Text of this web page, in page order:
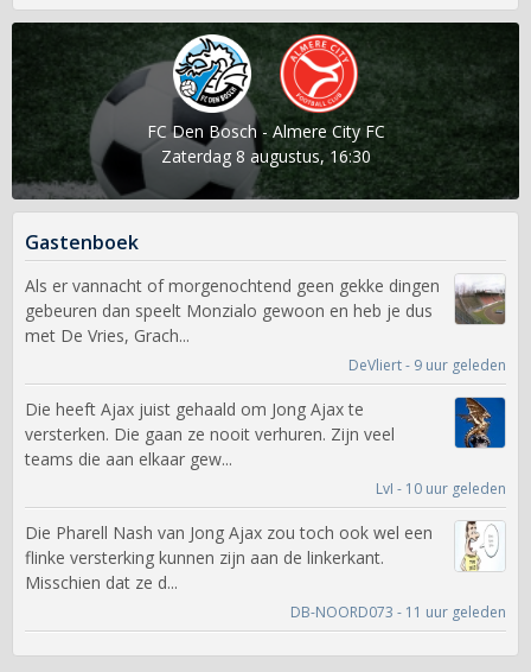
FC Den Bosch - Almere City FC
Zaterdag 8 augustus, 16:30
Gastenboek
Als er vannacht of morgenochtend geen gekke dingen
gebeuren dan speelt Monzialo gewoon en heb je dus
met De Vries, Grach...
DeVliert - 9 uur geleden
Die heeft Ajax juist gehaald om Jong Ajax te
versterken. Die gaan ze nooit verhuren. Zijn veel
teams die aan elkaar gew...
LvI - 10 uur geleden
Die Pharell Nash van Jong Ajax zou toch ook wel een
flinke versterking kunnen zijn aan de linkerkant.
Misschien dat ze d...
DB-NOORD073 - 11 uur geleden